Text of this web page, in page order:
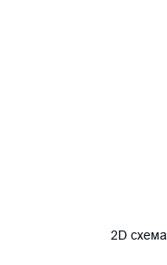
2D схема